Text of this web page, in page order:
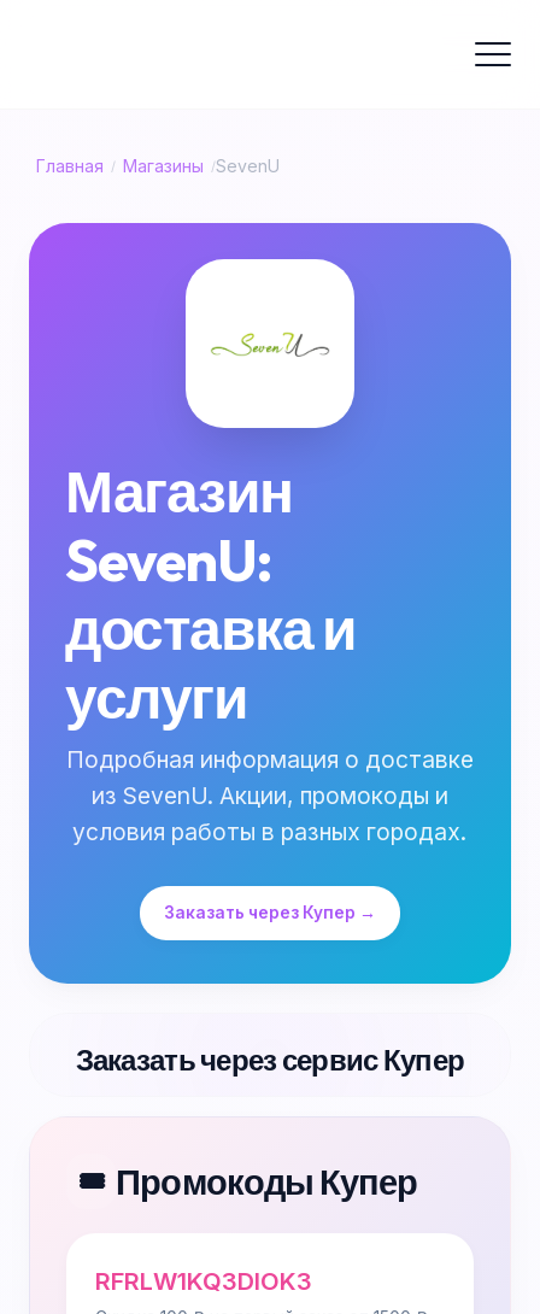
Главная / Магазины /SevenU
Магазин
SevenU:
доставка и
услуги
Подробная информация о доставке
из SevenU. Акции, промокоды и
условия работы в разных городах.
Заказать через Купер →
Заказать через сервис Купер
🎟️ Промокоды Купер
RFRLW1KQ3DIOK3